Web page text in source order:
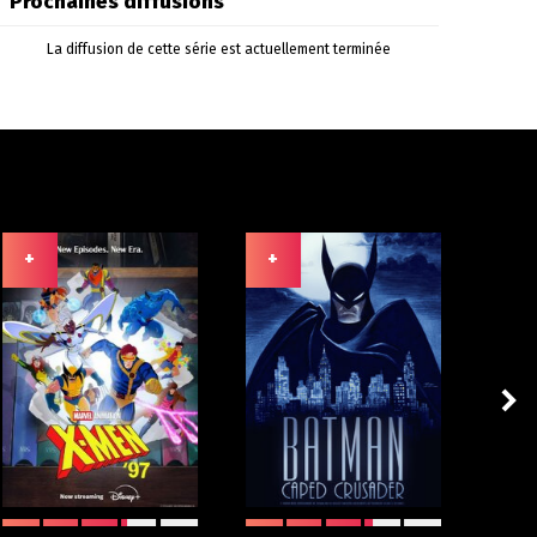
La diffusion de cette série est actuellement terminée
+ +